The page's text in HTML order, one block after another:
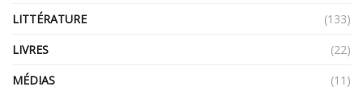
LITTÉRATURE
(133)
LIVRES
(22)
MÉDIAS
(11)